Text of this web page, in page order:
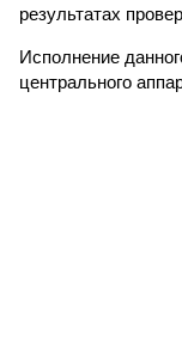
результатах
Исполнение
центрального